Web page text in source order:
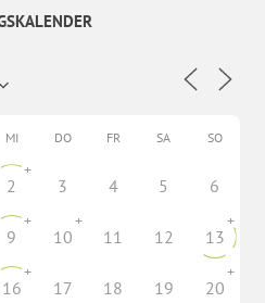
MI DO FR SA SO
2
+
3 4 5 6
9
+
10
+
11 12 13
+
16
+
17 18 19 20
+